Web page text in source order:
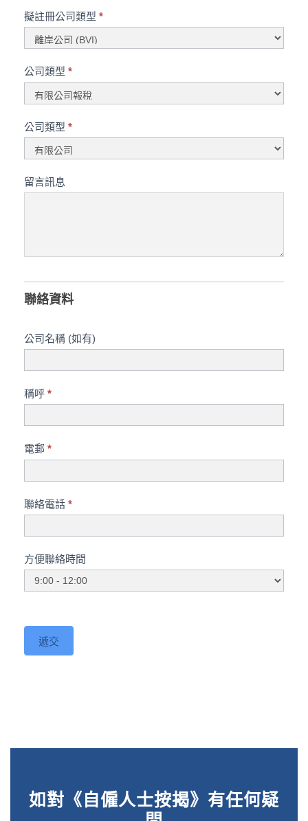
項
擬註冊公司類型 *
公司類型 *
公司類型 *
司
留言訊息
聯絡資料
公司名稱 (如有)
稱呼 *
電郵 *
聯絡電話 *
方便聯絡時間
遞交
如對《自僱人士按揭》有任何疑